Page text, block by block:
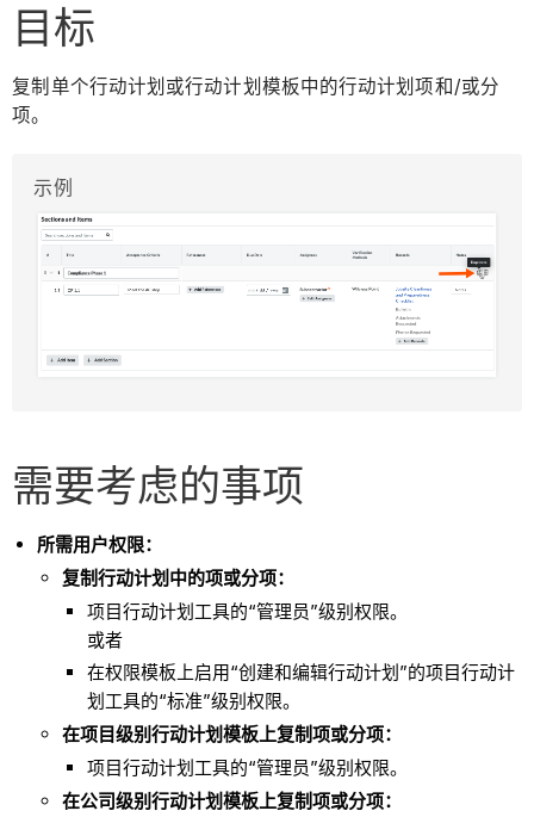
目标
复制单个行动计划或行动计划模板中的行动计划项和/或分
项。
示例
需要考虑的事项
所需用户权限：
复制行动计划中的项或分项：
项目行动计划工具的“管理员”级别权限。
或者
在权限模板上启用“创建和编辑行动计划”的项目行动计
划工具的“标准”级别权限。
在项目级别行动计划模板上复制项或分项：
项目行动计划工具的“管理员”级别权限。
在公司级别行动计划模板上复制项或分项：